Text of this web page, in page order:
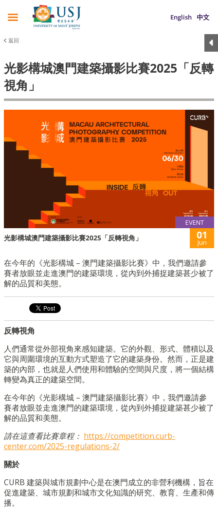
English 中文
返回
光影構城澳門建築攝影比賽2025「反轉
視角」
EVENT
光影構城澳門建築攝影比賽2025「反轉視角」 01
Jun
在今年的《光影構城 – 澳門建築攝影比賽》中，我們邀請參
賽者放眼並走進澳門的建築環境，從內到外捕捉建築甚少被了
解的品質和美態。
反轉視角
人們通常從外部視角來感知建築。它的外觀、形式、體積以及
它與周圍環境的互動方式塑造了它的建築身份。然而，正是建
築的內部，也就是人們使用和體驗的空間與尺度，將一個結構
轉變為真正的建築空間。
在今年的《光影構城 – 澳門建築攝影比賽》中，我們邀請參
賽者放眼並走進澳門的建築環境，從內到外捕捉建築甚少被了
解的品質和美態。
請在這查看比賽章程： https://competition.curb-
center.com/2025-regulations-2/
關於
CURB 建築與城市規劃中心是在澳門成立的非營利機構，旨在
促進建築、城市規劃和城市文化知識的研究、教育、生產和傳
播。